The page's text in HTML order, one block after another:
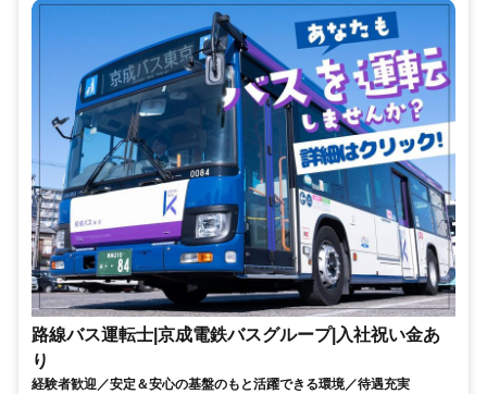
路線バス運転士|京成電鉄バスグループ|入社祝い金あ
り
経験者歓迎／安定＆安心の基盤のもと活躍できる環境／待遇充実